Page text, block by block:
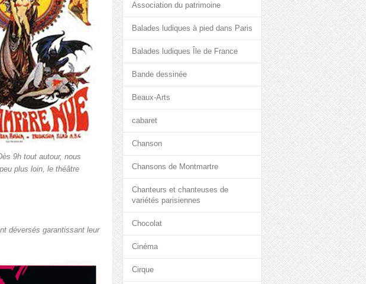
9h tout autour, nous
plus loin, le théâtre
déversés garantissant leur
Association du patrimoine
Balades ludiques à pied dans Paris
Balades ludiques Île de France
Bande dessinée
Beaux-Arts
cabaret
Chanson
Chansons de Montmartre
Chanteurs et chanteuses de
variétés parisiennes
Chocolat
Cinéma
Cirque